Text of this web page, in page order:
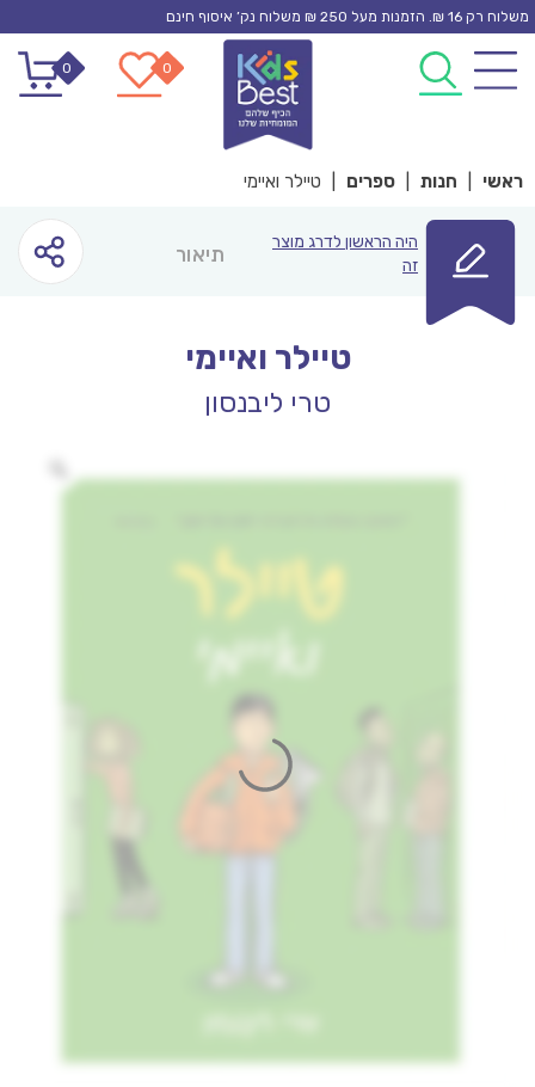
Skip
content
משלוח רק 16 ₪. הזמנות מעל 250 ₪ משלוח נק’ איסוף חינם
0
0
ראשי חנות ספרים טיילר ואיימי
היה הראשון לדרג מוצר
זה
תיאור
טיילר ואיימי
טרי ליבנסון